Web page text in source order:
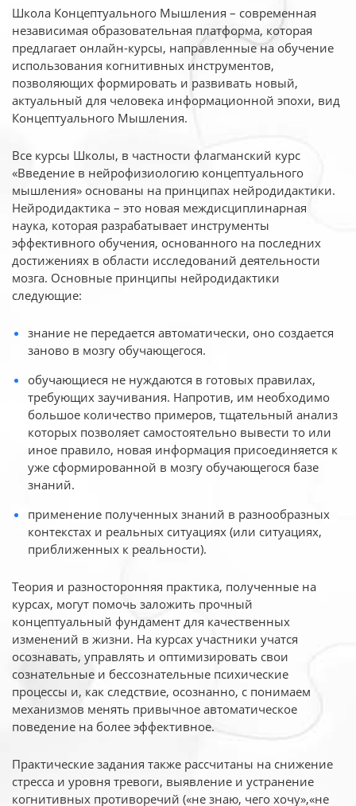
Школа Концептуального Мышления – современная
независимая образовательная платформа, которая
предлагает онлайн-курсы, направленные на обучение
использования когнитивных инструментов,
позволяющих формировать и развивать новый,
актуальный для человека информационной эпохи, вид
Концептуального Мышления.
Все курсы Школы, в частности флагманский курс
«Введение в нейрофизиологию концептуального
мышления» основаны на принципах нейродидактики.
Нейродидактика – это новая междисциплинарная
наука, которая разрабатывает инструменты
эффективного обучения, основанного на последних
достижениях в области исследований деятельности
мозга. Основные принципы нейродидактики
следующие:
знание не передается автоматически, оно создается
заново в мозгу обучающегося.
обучающиеся не нуждаются в готовых правилах,
требующих заучивания. Напротив, им необходимо
большое количество примеров, тщательный анализ
которых позволяет самостоятельно вывести то или
иное правило, новая информация присоединяется к
уже сформированной в мозгу обучающегося базе
знаний.
применение полученных знаний в разнообразных
контекстах и реальных ситуациях (или ситуациях,
приближенных к реальности).
Теория и разносторонняя практика, полученные на
курсах, могут помочь заложить прочный
концептуальный фундамент для качественных
изменений в жизни. На курсах участники учатся
осознавать, управлять и оптимизировать свои
сознательные и бессознательные психические
процессы и, как следствие, осознанно, с понимаем
механизмов менять привычное автоматическое
поведение на более эффективное.
Практические задания также рассчитаны на снижение
стресса и уровня тревоги, выявление и устранение
когнитивных противоречий («не знаю, чего хочу»,«не